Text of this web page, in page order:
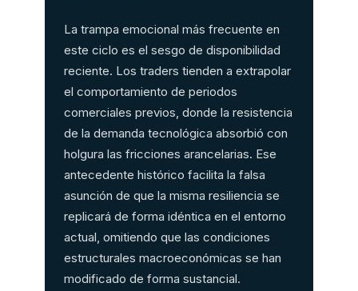
La trampa emocional más frecuente en
este ciclo es el sesgo de disponibilidad
reciente. Los traders tienden a extrapolar
el comportamiento de periodos
comerciales previos, donde la resistencia
de la demanda tecnológica absorbió con
holgura las fricciones arancelarias. Ese
antecedente histórico facilita la falsa
asunción de que la misma resiliencia se
replicará de forma idéntica en el entorno
actual, omitiendo que las condiciones
estructurales macroeconómicas se han
modificado de forma sustancial.